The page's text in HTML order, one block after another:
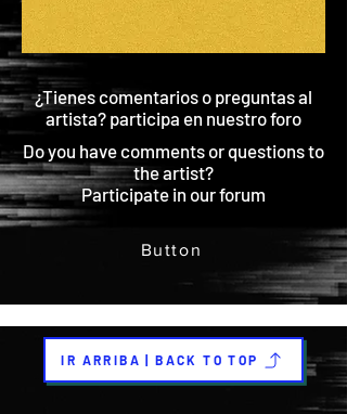
¿Tienes comentarios o preguntas al
artista? participa en nuestro foro
Do you have comments or questions to
the artist?
Participate in our forum
Button
IR ARRIBA | BACK TO TOP